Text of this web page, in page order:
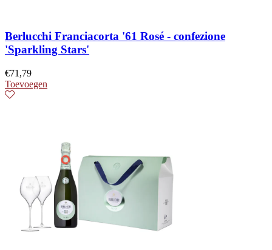
Berlucchi Franciacorta '61 Rosé - confezione
'Sparkling Stars'
€71,79
Toevoegen